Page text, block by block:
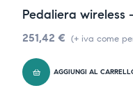
Pedaliera wireless
251,42 € (+ iva come
AGGIUNGI AL